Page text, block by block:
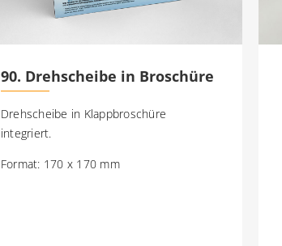
90. Drehscheibe in Broschüre
Drehscheibe in Klappbroschüre
integriert.
Format: 170 x 170 mm